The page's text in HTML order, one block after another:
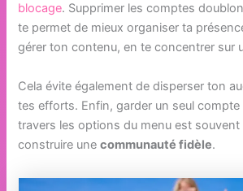
blocage. Supprimer les comptes
te permet de mieux organiser ta
gérer ton contenu, en te concentrer sur
Cela évite également de disperser ton
tes efforts. Enfin, garder un seul
travers les options du menu est
construire unecommunauté fidèle.